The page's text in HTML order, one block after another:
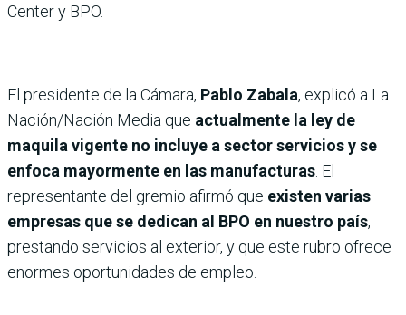
Center y BPO.
El presidente de la Cámara, Pablo Zabala, explicó a La
Nación/Nación Media que actualmente la ley de
maquila vigente no incluye a sector servicios y se
enfoca mayormente en las manufacturas . El
representante del gremio afirmó que existen varias
empresas que se dedican al BPO en nuestro país,
prestando servicios al exterior, y que este rubro ofrece
enormes oportunidades de empleo.